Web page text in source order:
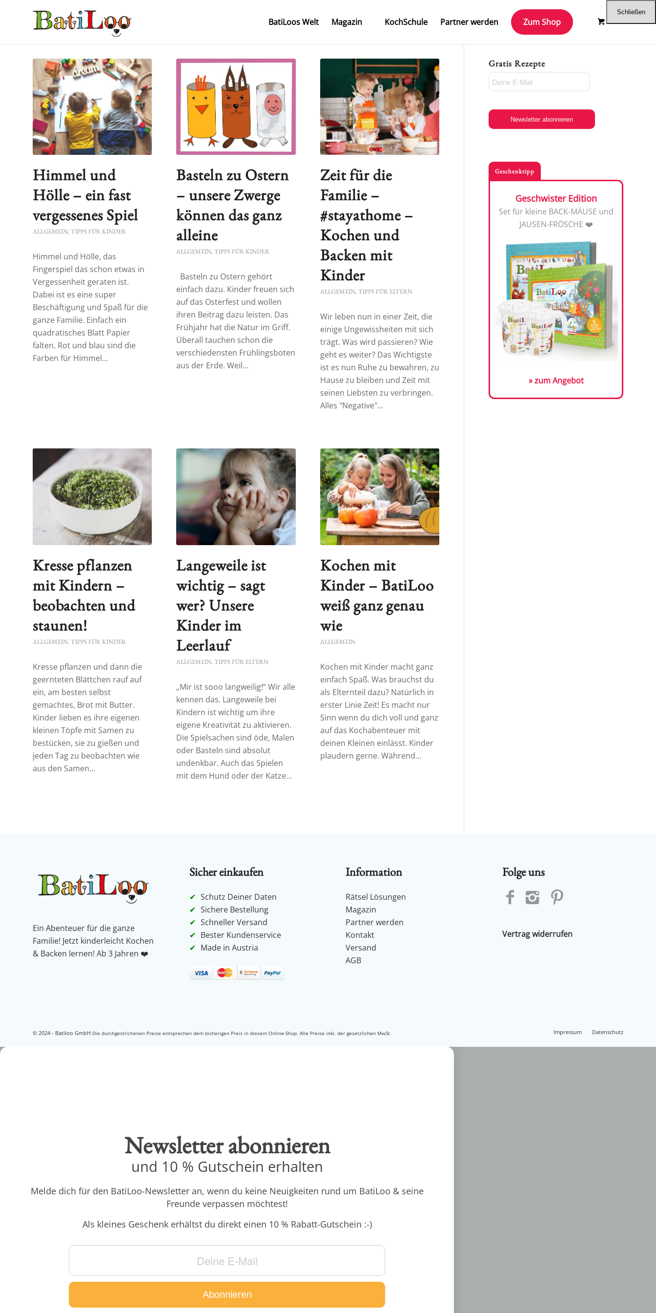
BatiLoos Welt Magazin KochSchule Partner werden Zum Shop
Himmel und
Hölle – ein fast
vergessenes Spiel
ALLGEMEIN,TIPPS FÜR KINDER
Himmel und Hölle, das
Fingerspiel das schon etwas in
Vergessenheit geraten ist.
Dabei ist es eine super
Beschäftigung und Spaß für die
ganze Familie. Einfach ein
quadratisches Blatt Papier
falten. Rot und blau sind die
Farben für Himmel…
Basteln zu Ostern
– unsere Zwerge
können das ganz
alleine
ALLGEMEIN,TIPPS FÜR KINDER
Basteln zu Ostern gehört
einfach dazu. Kinder freuen sich
auf das Osterfest und wollen
ihren Beitrag dazu leisten. Das
Frühjahr hat die Natur im Griff.
Überall tauchen schon die
verschiedensten Frühlingsboten
aus der Erde. Weil…
Zeit für die
Familie –
#stayathome –
Kochen und
Backen mit
Kinder
ALLGEMEIN,TIPPS FÜR ELTERN
Wir leben nun in einer Zeit, die
einige Ungewissheiten mit sich
trägt. Was wird passieren? Wie
geht es weiter? Das Wichtigste
ist es nun Ruhe zu bewahren, zu
Hause zu bleiben und Zeit mit
seinen Liebsten zu verbringen.
Alles "Negative"…
Kresse pflanzen
mit Kindern –
beobachten und
staunen!
ALLGEMEIN,TIPPS FÜR KINDER
Kresse pflanzen und dann die
geernteten Blättchen rauf auf
ein, am besten selbst
gemachtes, Brot mit Butter.
Kinder lieben es ihre eigenen
kleinen Töpfe mit Samen zu
bestücken, sie zu gießen und
jeden Tag zu beobachten wie
aus den Samen…
Langeweile ist
wichtig – sagt
wer? Unsere
Kinder im
Leerlauf
ALLGEMEIN,TIPPS FÜR ELTERN
„Mir ist sooo langweilig!“ Wir alle
kennen das. Langeweile bei
Kindern ist wichtig um ihre
eigene Kreativität zu aktivieren.
Die Spielsachen sind öde, Malen
oder Basteln sind absolut
undenkbar. Auch das Spielen
mit dem Hund oder der Katze…
Kochen mit
Kinder – BatiLoo
weiß ganz genau
wie
ALLGEMEIN
Kochen mit Kinder macht ganz
einfach Spaß. Was brauchst du
als Elternteil dazu? Natürlich in
erster Linie Zeit! Es macht nur
Sinn wenn du dich voll und ganz
auf das Kochabenteuer mit
deinen Kleinen einlässt. Kinder
plaudern gerne. Während…
Gratis Rezepte
Newsletter abonnieren
Geschenktipp
Geschwister Edition
Set für kleine BACK-MÄUSE und
JAUSEN-FRÖSCHE ❤️
» zum Angebot
Ein Abenteuer für die ganze
Familie! Jetzt kinderleicht Kochen
& Backen lernen! Ab 3 Jahren ❤️️
Sicher einkaufen
Schutz Deiner Daten
Sichere Bestellung
Schneller Versand
Bester Kundenservice
Made in Austria
Information
Rätsel Lösungen
Magazin
Partner werden
Kontakt
Versand
AGB
Folge uns
Vertrag widerrufen
© 2024 - Batiloo GmbH Die durchgestrichenen Preise entsprechen dem bisherigen Preis in diesem Online-Shop. Alle Preise inkl. der gesetzlichen MwSt. Impressum Datenschutz
Newsletter abonnieren
und 10 % Gutschein erhalten
Melde dich für den BatiLoo-Newsletter an, wenn du keine Neuigkeiten rund um BatiLoo & seine
Freunde verpassen möchtest!
Als kleines Geschenk erhältst du direkt einen 10 % Rabatt-Gutschein :-)
Abonnieren
Schließen